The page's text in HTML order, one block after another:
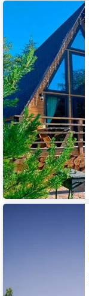
Гостевой
в
шалаше
в
Светлом
База